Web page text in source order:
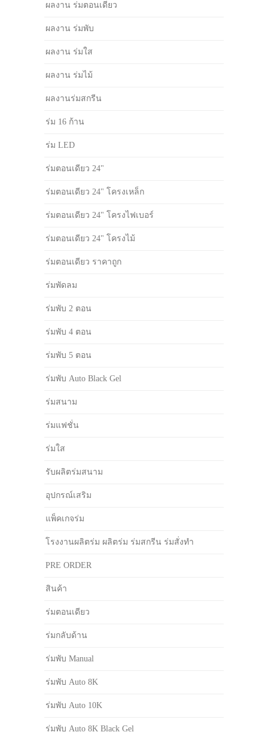
ผลงาน ร่มตอนเดียว
ผลงาน ร่มพับ
ผลงาน ร่มใส
ผลงาน ร่มไม้
ผลงานร่มสกรีน
ร่ม 16 ก้าน
ร่ม LED
ร่มตอนเดียว 24"
ร่มตอนเดียว 24" โครงเหล็ก
ร่มตอนเดียว 24" โครงไฟเบอร์
ร่มตอนเดียว 24" โครงไม้
ร่มตอนเดียว ราคาถูก
ร่มพัดลม
ร่มพับ 2 ตอน
ร่มพับ 4 ตอน
ร่มพับ 5 ตอน
ร่มพับ Auto Black Gel
ร่มสนาม
ร่มแฟชั่น
ร่มใส
รับผลิตร่มสนาม
อุปกรณ์เสริม
แพ็คเกจร่ม
โรงงานผลิตร่ม ผลิตร่ม ร่มสกรีน ร่มสั่งทำ
PRE ORDER
สินค้า
ร่มตอนเดียว
ร่มกลับด้าน
ร่มพับ Manual
ร่มพับ Auto 8K
ร่มพับ Auto 10K
ร่มพับ Auto 8K Black Gel